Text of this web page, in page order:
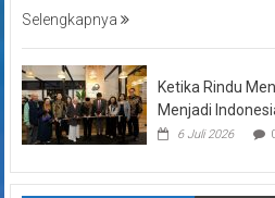
Selengkapnya
Ketika Rindu
Menjadi
6 Juli 2026